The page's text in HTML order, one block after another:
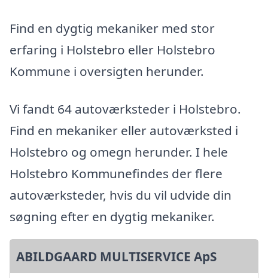
Find en dygtig mekaniker med stor
erfaring i Holstebro eller Holstebro
Kommune i oversigten herunder.
Vi fandt 64 autoværksteder i Holstebro.
Find en mekaniker eller autoværksted i
Holstebro og omegn herunder. I hele
Holstebro Kommunefindes der flere
autoværksteder, hvis du vil udvide din
søgning efter en dygtig mekaniker.
ABILDGAARD MULTISERVICE ApS